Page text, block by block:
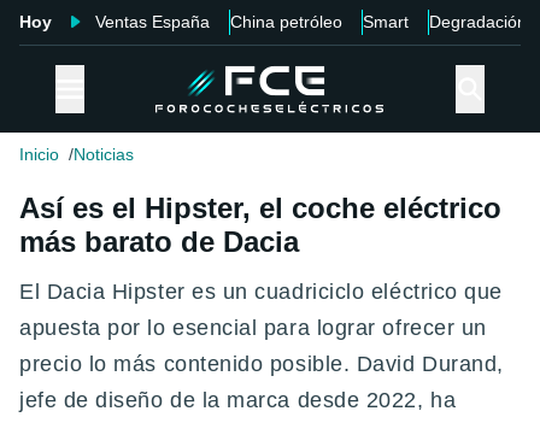
Hoy Ventas España China petróleo Smart Degradación
Inicio Noticias
Así es el Hipster, el coche eléctrico
más barato de Dacia
El Dacia Hipster es un cuadriciclo eléctrico que
apuesta por lo esencial para lograr ofrecer un
precio lo más contenido posible. David Durand,
jefe de diseño de la marca desde 2022, ha